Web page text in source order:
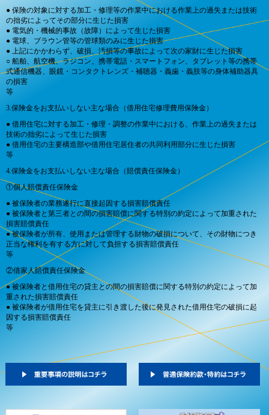
● 保険の対象に対する加工・修理等の作業中における作業上の過失または技術
の拙劣によってその部分に生じた損害
● 電気的・機械的事故（故障）によって生じた損害
● 電球、ブラウン管等の管球類のみに生じた損害
● 上記にかかわらず、破損、汚損等の事故によって次の家財に生じた損害
○ 船舶、航空機、ラジコン、携帯電話・スマートフォン、タブレット等の携帯
式通信機器、眼鏡・コンタクトレンズ・補聴器・義歯・義肢等の身体補助器具
の損害
等
3.保険金をお支払いしない主な場合（借用住宅修理費用保険金）
● 借用住宅に対する加工・修理・調整の作業中における、作業上の過失または
技術の拙劣によって生じた損害
● 借用住宅の主要構造部や借用住宅居住者の共同利用部分に生じた損害
等
4.保険金をお支払いしない主な場合（賠償責任保険金）
①個人賠償責任保険金
● 被保険者の業務遂行に直接起因する損害賠償責任
● 被保険者と第三者との間の損害賠償に関する特別の約定によって加重された
損害賠償責任
● 被保険者が所有、使用または管理する財物の破損について、その財物につき
正当な権利を有する方に対して負担する損害賠償責任
等
②借家人賠償責任保険金
● 被保険者と借用住宅の貸主との間の損害賠償に関する特別の約定によって加
重された損害賠償責任
● 被保険者が借用住宅を貸主に引き渡した後に発見された借用住宅の破損に起
因する損害賠償責任
等